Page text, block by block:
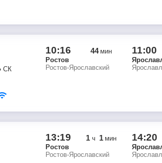
СК
10:16 44мин
Ростов
Ростов-Ярославский
11:00
13:19 1 ч 1мин
Ростов
Ростов-Ярославский
14:20